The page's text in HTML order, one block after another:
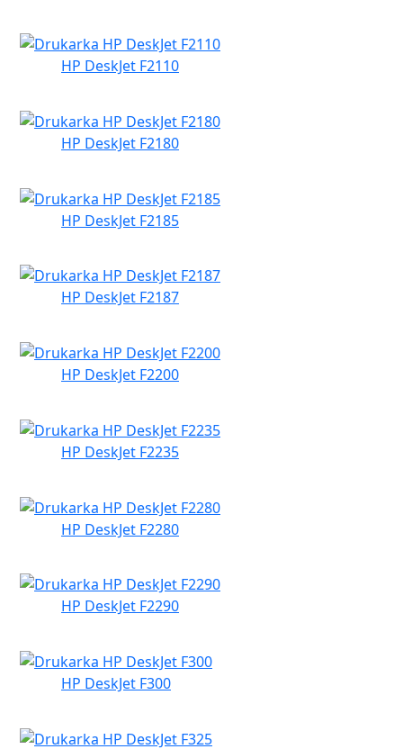
HP DeskJet F2110
HP DeskJet F2180
HP DeskJet F2185
HP DeskJet F2187
HP DeskJet F2200
HP DeskJet F2235
HP DeskJet F2280
HP DeskJet F2290
HP DeskJet F300